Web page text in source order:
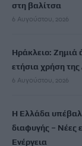
στη βαλίτσα
6 Αυγούστου, 2026
Ηράκλειο: Ζημιά
ετήσια χρήση
6 Αυγούστου, 2026
Η Ελλάδα
διαφυγής – Νέες
Ενέργεια